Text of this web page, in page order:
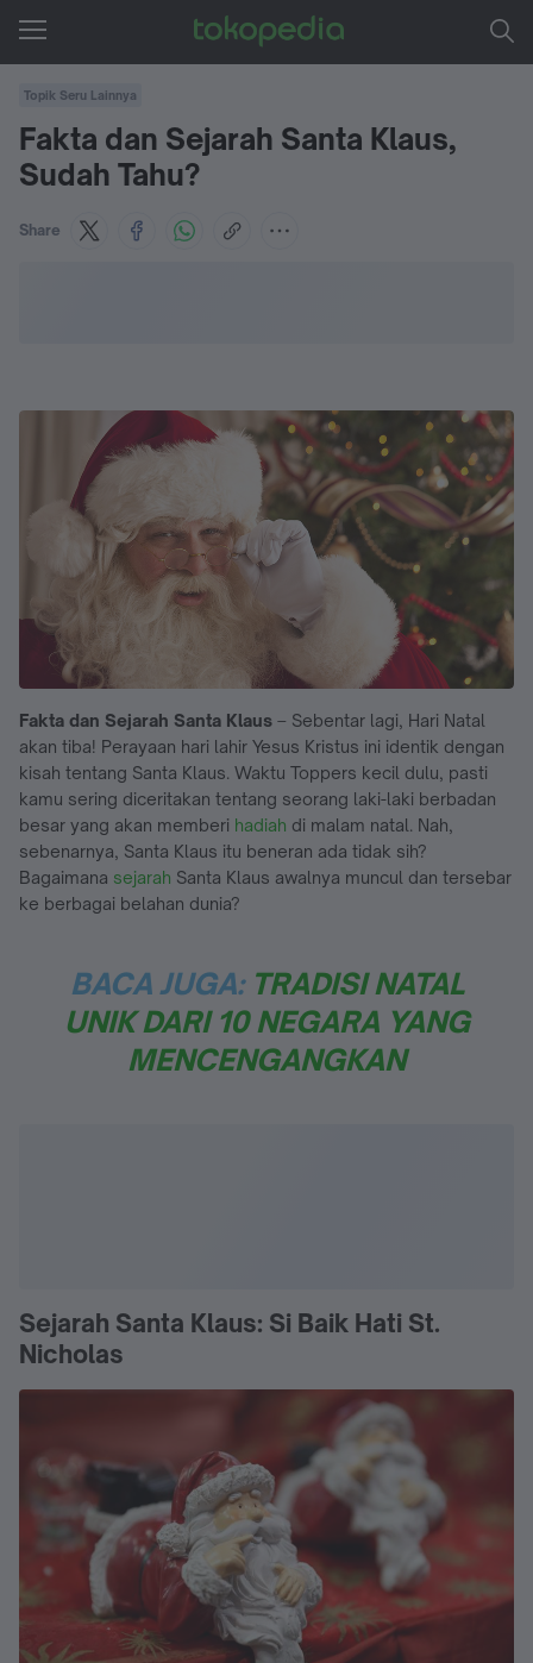
Topik Seru Lainnya
Fakta dan Sejarah Santa Klaus,
Sudah Tahu?
Share
Fakta dan Sejarah Santa Klaus – Sebentar lagi, Hari Natal
akan tiba! Perayaan hari lahir Yesus Kristus ini identik dengan
kisah tentang Santa Klaus. Waktu Toppers kecil dulu, pasti
kamu sering diceritakan tentang seorang laki-laki berbadan
besar yang akan memberi hadiah di malam natal. Nah,
sebenarnya, Santa Klaus itu beneran ada tidak sih?
Bagaimana sejarah Santa Klaus awalnya muncul dan tersebar
ke berbagai belahan dunia?
BACA JUGA: TRADISI NATAL
UNIK DARI 10 NEGARA YANG
MENCENGANGKAN
Sejarah Santa Klaus: Si Baik Hati St.
Nicholas